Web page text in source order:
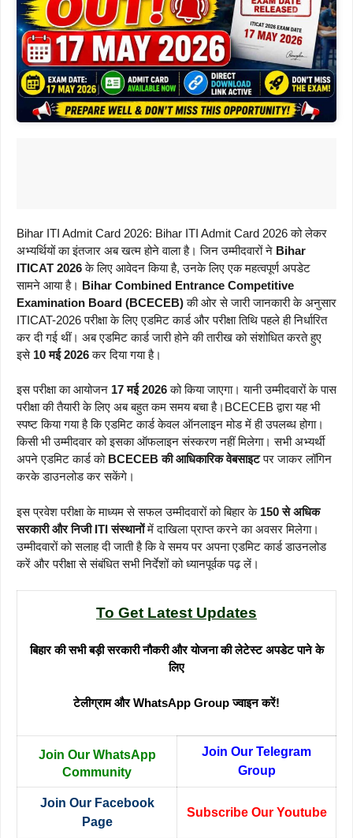
Bihar ITI Admit Card 2026: Bihar ITI Admit Card 2026 को लेकर
अभ्यर्थियों का इंतजार अब खत्म होने वाला है। जिन उम्मीदवारों ने Bihar
ITICAT 2026के लिए आवेदन किया है, उनके लिए एक महत्वपूर्ण अपडेट
सामने आया है। Bihar Combined Entrance Competitive
Examination Board (BCECEB)की ओर से जारी जानकारी के अनुसार
ITICAT-2026 परीक्षा के लिए एडमिट कार्ड और परीक्षा तिथि पहले ही निर्धारित
कर दी गई थीं। अब एडमिट कार्ड जारी होने की तारीख को संशोधित करते हुए
इसे 10 मई 2026कर दिया गया है।
इस परीक्षा का आयोजन 17 मई 2026को किया जाएगा। यानी उम्मीदवारों के पास
परीक्षा की तैयारी के लिए अब बहुत कम समय बचा है।BCECEB द्वारा यह भी
स्पष्ट किया गया है कि एडमिट कार्ड केवल ऑनलाइन मोड में ही उपलब्ध होगा।
किसी भी उम्मीदवार को इसका ऑफलाइन संस्करण नहीं मिलेगा। सभी अभ्यर्थी
अपने एडमिट कार्ड को BCECEB की आधिकारिक वेबसाइटपर जाकर लॉगिन
करके डाउनलोड कर सकेंगे।
इस प्रवेश परीक्षा के माध्यम से सफल उम्मीदवारों को बिहार के 150 से अधिक
सरकारी और निजी ITI संस्थानोंमें दाखिला प्राप्त करने का अवसर मिलेगा।
उम्मीदवारों को सलाह दी जाती है कि वे समय पर अपना एडमिट कार्ड डाउनलोड
करें और परीक्षा से संबंधित सभी निर्देशों को ध्यानपूर्वक पढ़ लें।
To Get Latest Updates
बिहार की सभी बड़ी सरकारी नौकरी और योजना की लेटेस्ट अपडेट पाने के
लिए
टेलीग्राम और WhatsApp Group ज्वाइन करें!
Join Our WhatsApp
Community
Join Our Telegram
Group
Join Our Facebook
Page
Subscribe Our Youtube